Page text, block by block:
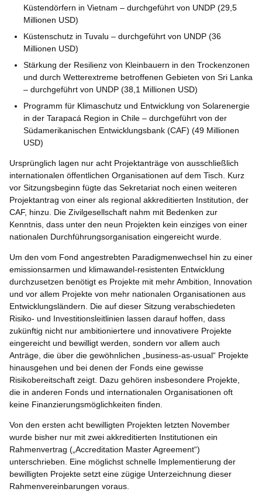
Küstendörfern in Vietnam – durchgeführt von UNDP (29,5
Millionen USD)
Küstenschutz in Tuvalu – durchgeführt von UNDP (36
Millionen USD)
Stärkung der Resilienz von Kleinbauern in den Trockenzonen
und durch Wetterextreme betroffenen Gebieten von Sri Lanka
– durchgeführt von UNDP (38,1 Millionen USD)
Programm für Klimaschutz und Entwicklung von Solarenergie
in der Tarapacá Region in Chile – durchgeführt von der
Südamerikanischen Entwicklungsbank (CAF) (49 Millionen
USD)
Ursprünglich lagen nur acht Projektanträge von ausschließlich
internationalen öffentlichen Organisationen auf dem Tisch. Kurz
vor Sitzungsbeginn fügte das Sekretariat noch einen weiteren
Projektantrag von einer als regional akkreditierten Institution, der
CAF, hinzu. Die Zivilgesellschaft nahm mit Bedenken zur
Kenntnis, dass unter den neun Projekten kein einziges von einer
nationalen Durchführungsorganisation eingereicht wurde.
Um den vom Fond angestrebten Paradigmenwechsel hin zu einer
emissionsarmen und klimawandel-resistenten Entwicklung
durchzusetzen benötigt es Projekte mit mehr Ambition, Innovation
und vor allem Projekte von mehr nationalen Organisationen aus
Entwicklungsländern. Die auf dieser Sitzung verabschiedeten
Risiko- und Investitionsleitlinien lassen darauf hoffen, dass
zukünftig nicht nur ambitioniertere und innovativere Projekte
eingereicht und bewilligt werden, sondern vor allem auch
Anträge, die über die gewöhnlichen „business-as-usual“ Projekte
hinausgehen und bei denen der Fonds eine gewisse
Risikobereitschaft zeigt. Dazu gehören insbesondere Projekte,
die in anderen Fonds und internationalen Organisationen oft
keine Finanzierungsmöglichkeiten finden.
Von den ersten acht bewilligten Projekten letzten November
wurde bisher nur mit zwei akkreditierten Institutionen ein
Rahmenvertrag („Accreditation Master Agreement“)
unterschrieben. Eine möglichst schnelle Implementierung der
bewilligten Projekte setzt eine zügige Unterzeichnung dieser
Rahmenvereinbarungen voraus.